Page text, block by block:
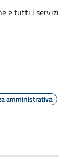
e tutti i servizi
amministrativa